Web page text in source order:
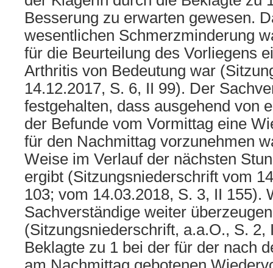
Besserung zu erwarten gewesen.
wesentlichen Schmerzminderung
für die Beurteilung des Vorliegens
Arthritis von Bedeutung war
14.12.2017, S. 6, II 99). Der
festgehalten, dass ausgehend von
der Befunde vom Vormittag eine
für den Nachmittag vorzunehmen
Weise im Verlauf der nächsten
ergibt (Sitzungsniederschrift vom
103; vom 14.03.2018, S. 3, II 155).
Sachverständige weiter
(Sitzungsniederschrift, a.a.O., S. 2,
Beklagte zu 1 bei der für der nach